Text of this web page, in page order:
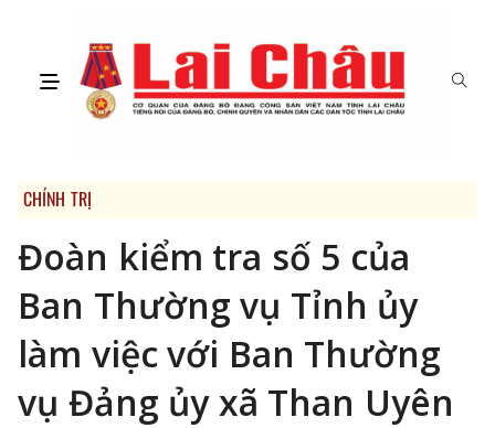
CHÍNH TRỊ
Đoàn kiểm tra số 5 của
Ban Thường vụ Tỉnh ủy
làm việc với Ban Thường
vụ Đảng ủy xã Than Uyên